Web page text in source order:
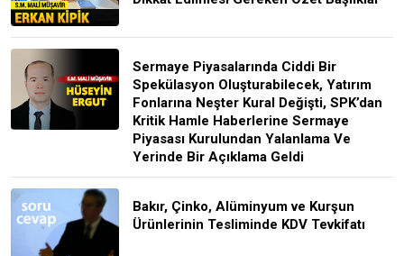
Sermaye Piyasalarında Ciddi Bir
Spekülasyon Oluşturabilecek, Yatırım
Fonlarına Neşter Kural Değişti, SPK’dan
Kritik Hamle Haberlerine Sermaye
Piyasası Kurulundan Yalanlama Ve
Yerinde Bir Açıklama Geldi
Bakır, Çinko, Alüminyum ve Kurşun
Ürünlerinin Tesliminde KDV Tevkifatı